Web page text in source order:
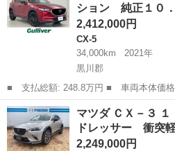
レーンキー...
ション 純正１０
2,412,000円
CX-5
34,000km
2021年
黒川郡
■ 支払総額: 248.8万円 ■ 車両本体価格： 2,412,000 円 ■ メーカ
ー名： マツダ ■ 車種名： ＣＸ－
ラックトーンエディション 純正１０．
ｅｔｏｏ...
宮城 黒川郡 CX-5
マツダ ＣＸ－３
ドレッサー 衝突
2,249,000円